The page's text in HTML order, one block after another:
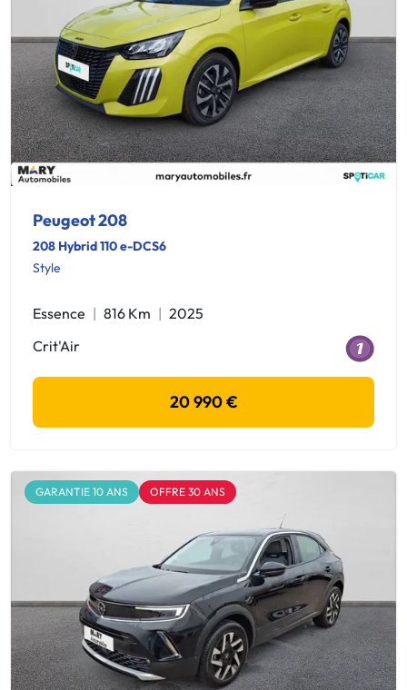
Peugeot 208
208 Hybrid 110 e-DCS6
Style
Essence 816 Km
2025
Crit'Air
20 990 €
GARANTIE 10 ANS OFFRE 30 ANS